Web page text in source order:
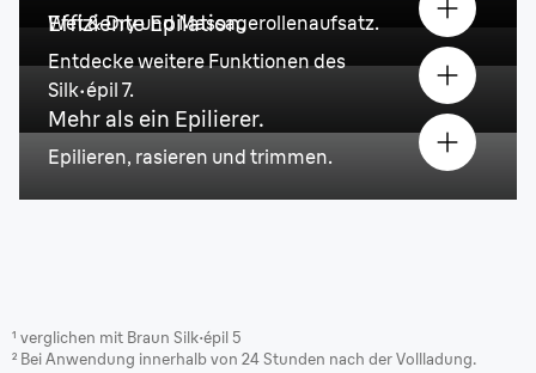
Wet & Dryund Massagerollenaufsatz.
Effiziente Epilation.
Entdecke weitere Funktionen des
Silk·épil 7.
Mehr als ein Epilierer.
Epilieren, rasieren und trimmen.
¹ verglichen mit Braun Silk·épil 5
² Bei Anwendung innerhalb von 24 Stunden nach der Vollladung.